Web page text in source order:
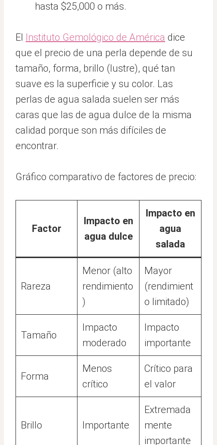
hasta $25,000 o más.
El Instituto Gemológico de América dice
que el precio de una perla depende de su
tamaño, forma, brillo (lustre), qué tan
suave es la superficie y su color. Las
perlas de agua salada suelen ser más
caras que las de agua dulce de la misma
calidad porque son más difíciles de
encontrar.
Gráfico comparativo de factores de precio:
Factor
Impacto en
agua dulce
Impacto en
agua
salada
Rareza
Menor (alto
rendimiento
)
Mayor
(rendimient
o limitado)
Tamaño
Impacto
moderado
Impacto
importante
Forma
Menos
crítico
Crítico para
el valor
Brillo Importante
Extremada
mente
importante